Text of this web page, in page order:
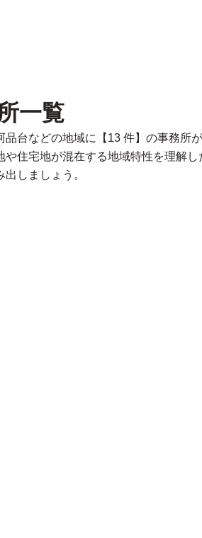
一覧
台などの地域に【13 件】の事務
住宅地が混在する地域特性を理解
しましょう。